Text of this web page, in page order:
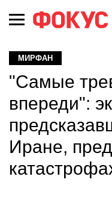
МИРФАН
"Самые
впереди":
Иране,